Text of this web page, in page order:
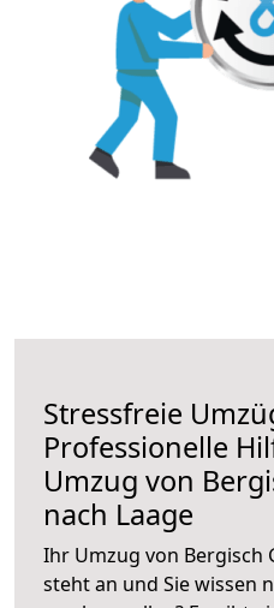
Stressfreie
Professionelle
Umzug von
nach Laage
Ihr Umzug von Bergisch
steht an und Sie wissen